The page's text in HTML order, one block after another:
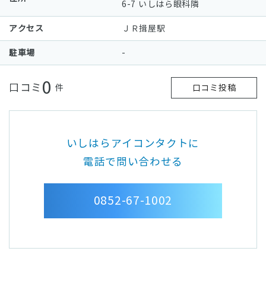
6-7 いしはら眼科隣
アクセス ＪＲ揖屋駅
駐車場 -
口コミ 0 件 口コミ投稿
いしはらアイコンタクトに
電話で問い合わせる
0852-67-1002